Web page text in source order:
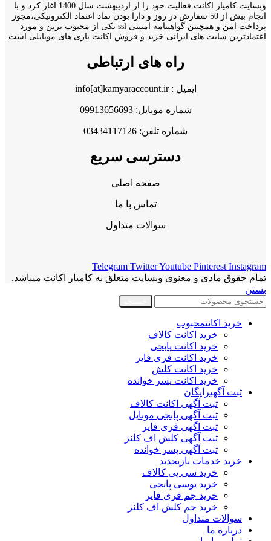
وبسایت کامیار اکانت فعالیت خود را از اردیبهشت سال 1400 اغاز کرد و با
انجام بیش از 50 سفارش در روز و دارا بودن نماد اعتماد الکترونیکی،مجوز
پرداخت امن و همچنین گواهینامه امنیتی ssl یکی از محبوب ترین و مورد
اعتمادترین سایت های ایرانی خرید و فروش اکانت بازی های موبایلی است.
راه های ارتباطی
ایمیل : info[at]kamyaraccount.ir
شماره موبایل: 09913656693
شماره تلفن: 03434117126
دسترسی سریع
صفحه اصلی
تماس با ما
سوالات متداول
Telegram TwitterYoutube Pinterest Instagram
تمام حقوق مادی و معنوی وبسایت متعلق به کامیار اکانت میباشد.
بستن
خرید اکانتمحبوب
خرید اکانت کالاف
خرید اکانت پابجی
خرید اکانت فری فایر
خرید اکانت کلش
خرید اکانت پسر خوانده
ثبت آگهیرایگان
ثبت آگهی اکانت کالاف
ثبت آگهی پابجی موبایل
ثبت اگهی فری فایر
ثبت آگهی کلش اف کلنز
ثبت آگهی پسر خوانده
خرید خدمات بازیجدید
خرید سی پی کالاف
خرید یوسی پابجی
خرید جم فری فایر
خرید جم کلش اف کلنز
سوالات متداول
درباره ما